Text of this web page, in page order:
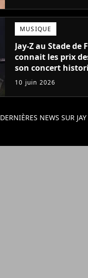
MUSIQUE
Jay-Z au Stade de
connait les prix
son concert
10 juin 2026
DERNIÈRES NEWS SUR